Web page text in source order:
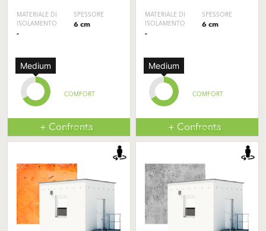
MATERIALE DI
ISOLAMENTO
-
SPESSORE
6 cm
COMFORT
ABITATIVO
+ Confronta
MATERIALE DI
ISOLAMENTO
-
SPESSORE
6 cm
COMFORT
ABITATIVO
+ Confronta
Medium Medium